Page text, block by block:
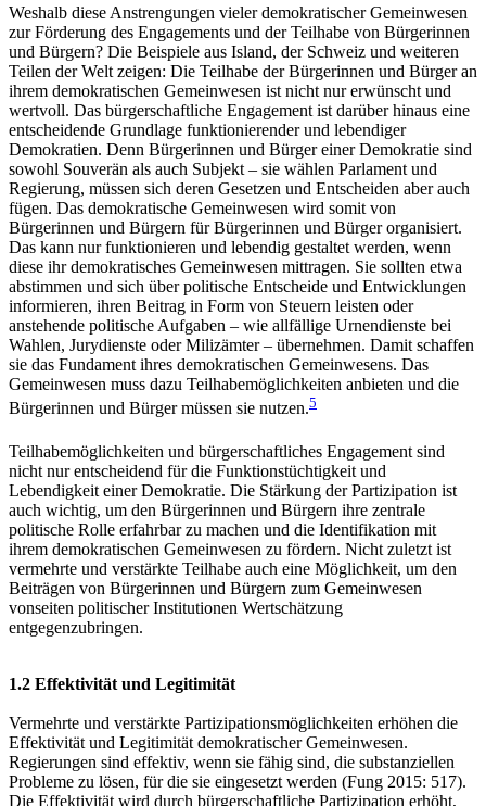
Weshalb diese Anstrengungen vieler demokratischer Gemeinwesen
zur Förderung des Engagements und der Teilhabe von Bürgerinnen
und Bürgern? Die Beispiele aus Island, der Schweiz und weiteren
Teilen der Welt zeigen: Die Teilhabe der Bürgerinnen und Bürger an
ihrem demokratischen Gemeinwesen ist nicht nur erwünscht und
wertvoll. Das bürgerschaftliche Engagement ist darüber hinaus eine
entscheidende Grundlage funktionierender und lebendiger
Demokratien. Denn Bürgerinnen und Bürger einer Demokratie sind
sowohl Souverän als auch Subjekt – sie wählen Parlament und
Regierung, müssen sich deren Gesetzen und Entscheiden aber auch
fügen. Das demokratische Gemeinwesen wird somit von
Bürgerinnen und Bürgern für Bürgerinnen und Bürger organisiert.
Das kann nur funktionieren und lebendig gestaltet werden, wenn
diese ihr demokratisches Gemeinwesen mittragen. Sie sollten etwa
abstimmen und sich über politische Entscheide und Entwicklungen
informieren, ihren Beitrag in Form von Steuern leisten oder
anstehende politische Aufgaben – wie allfällige Urnendienste bei
Wahlen, Jurydienste oder Milizämter – übernehmen. Damit schaffen
sie das Fundament ihres demokratischen Gemeinwesens. Das
Gemeinwesen muss dazu Teilhabemöglichkeiten anbieten und die
Bürgerinnen und Bürger müssen sie nutzen.5
Teilhabemöglichkeiten und bürgerschaftliches Engagement sind
nicht nur entscheidend für die Funktionstüchtigkeit und
Lebendigkeit einer Demokratie. Die Stärkung der Partizipation ist
auch wichtig, um den Bürgerinnen und Bürgern ihre zentrale
politische Rolle erfahrbar zu machen und die Identifikation mit
ihrem demokratischen Gemeinwesen zu fördern. Nicht zuletzt ist
vermehrte und verstärkte Teilhabe auch eine Möglichkeit, um den
Beiträgen von Bürgerinnen und Bürgern zum Gemeinwesen
vonseiten politischer Institutionen Wertschätzung
entgegenzubringen.
1.2 Effektivität und Legitimität
Vermehrte und verstärkte Partizipationsmöglichkeiten erhöhen die
Effektivität und Legitimität demokratischer Gemeinwesen.
Regierungen sind effektiv, wenn sie fähig sind, die substanziellen
Probleme zu lösen, für die sie eingesetzt werden (Fung 2015: 517).
Die Effektivität wird durch bürgerschaftliche Partizipation erhöht,